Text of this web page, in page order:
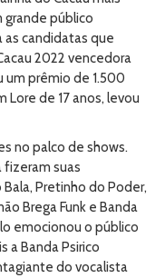
grande público
as candidatas que
2022 vencedora
um prêmio de 1.500
Lore de 17 anos, levou
no palco de shows.
fizeram suas
Pretinho do Poder,
Brega Funk e Banda
emocionou o público
a Banda Psirico
do vocalista